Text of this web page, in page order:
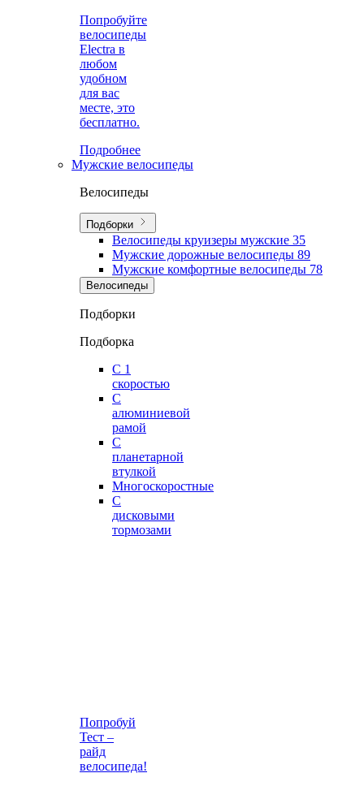
Попробуйте
велосипеды
Electra в
любом
удобном
для вас
месте, это
бесплатно.
Подробнее
Мужские велосипеды
Велосипеды
Подборки
Велосипеды круизеры мужские 35
Мужские дорожные велосипеды 89
Мужские комфортные велосипеды 78
Велосипеды
Подборки
Подборка
С 1
скоростью
С
алюминиевой
рамой
С
планетарной
втулкой
Многоскоростные
С
дисковыми
тормозами
Попробуй
Тест –
райд
велосипеда!